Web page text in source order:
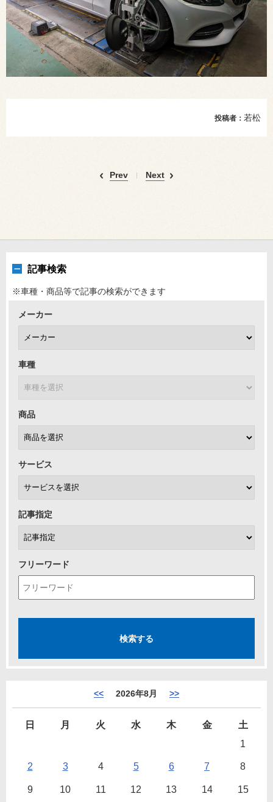
投稿者： 若松
Prev Next
記事検索
※車種・商品等で記事の検索ができます
メーカー
車種
商品
サービス
記事指定
フリーワード
<< 2026年8月 >>
日 月 火 水 木 金
土
1
2 3 4 5 6 7 8
9 10 11 12 13 14 15